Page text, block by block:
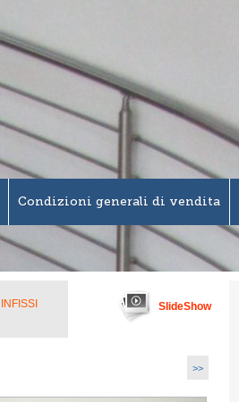
Condizioni generali di vendita
INFISSI
SlideShow
>>